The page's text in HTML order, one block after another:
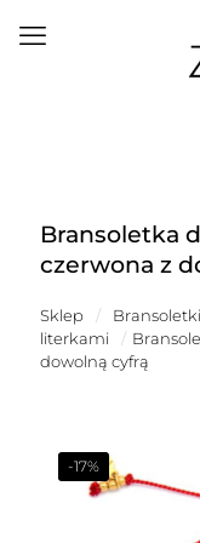
Bransoletka
czerwona z
Sklep /
literkami
/
dowolną cyfrą
-17%